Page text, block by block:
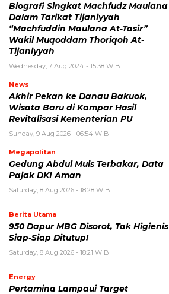
Biografi Singkat Machfudz Maulana
Dalam Tarikat Tijaniyyah
“Machfuddin Maulana At-Tasir”
Wakil Muqoddam Thoriqoh At-
Tijaniyyah
Wednesday, 7 Aug 2024 - 15:38 WIB
News
Akhir Pekan ke Danau Bakuok,
Wisata Baru di Kampar Hasil
Revitalisasi Kementerian PU
Sunday, 9 Aug 2026 - 06:54 WIB
Megapolitan
Gedung Abdul Muis Terbakar, Data
Pajak DKI Aman
Saturday, 8 Aug 2026 - 18:28 WIB
Berita Utama
950 Dapur MBG Disorot, Tak Higienis
Siap-Siap Ditutup!
Saturday, 8 Aug 2026 - 18:21 WIB
Energy
Pertamina Lampaui Target